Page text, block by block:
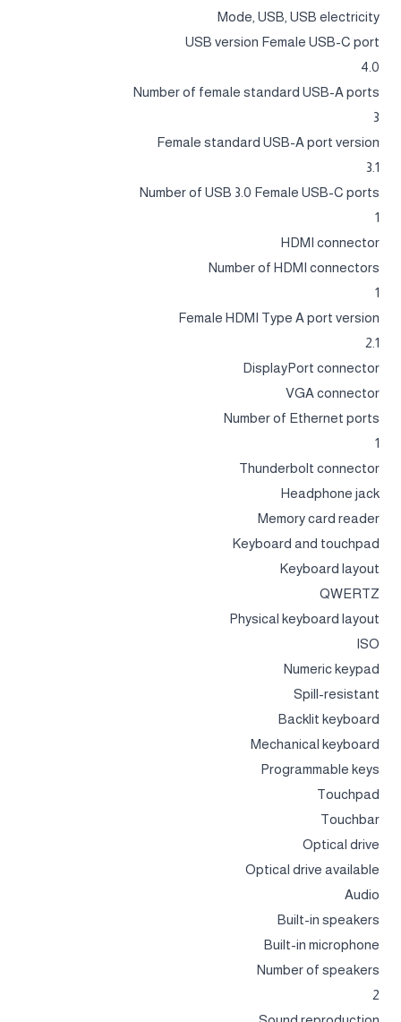
Mode, USB, USB electricity
USB version Female USB-C port
4.0
Number of female standard USB-A ports
3
Female standard USB-A port version
3.1
Number of USB 3.0 Female USB-C ports
1
HDMI connector
Number of HDMI connectors
1
Female HDMI Type A port version
2.1
DisplayPort connector
VGA connector
Number of Ethernet ports
1
Thunderbolt connector
Headphone jack
Memory card reader
Keyboard and touchpad
Keyboard layout
QWERTZ
Physical keyboard layout
ISO
Numeric keypad
Spill-resistant
Backlit keyboard
Mechanical keyboard
Programmable keys
Touchpad
Touchbar
Optical drive
Optical drive available
Audio
Built-in speakers
Built-in microphone
Number of speakers
2